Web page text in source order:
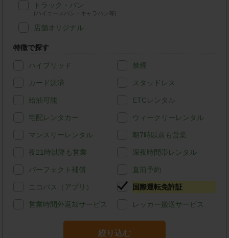
トラック・バン
(ハイエースバン・キャラバン等)
店舗オリジナル
特徴で探す
ハイブリッド 禁煙
カード決済 スタッドレス
給油可能 ETCレンタル
宅配レンタカー ウィークリーレンタル
マンスリーレンタル 朝7時以前も営業
夜21時以降も営業 深夜時間帯レンタル
パーフェクト補償 直前予約
ニコパス（アプリ） 国際運転免許証
営業時間外返却サービス レッカー搬送サービス
絞り込む